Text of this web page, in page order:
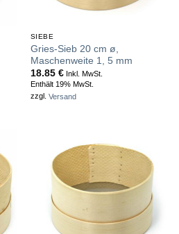
SIEBE
Gries-Sieb 20 cm ø,
Maschenweite 1, 5 mm
18.85 €Inkl. MwSt.
Enthält 19% MwSt.
zzgl. Versand